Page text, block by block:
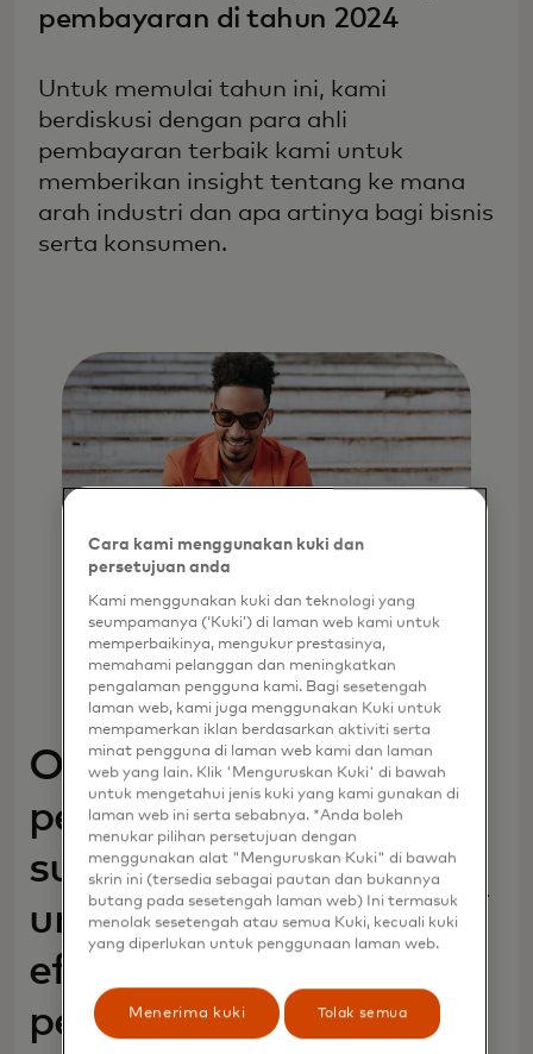
pembayaran di tahun 2024
Untuk memulai tahun ini, kami
berdiskusi dengan para ahli
pembayaran terbaik kami untuk
memberikan insight tentang ke mana
arah industri dan apa artinya bagi bisnis
serta konsumen.
Optimalisasi
pembayaran adalah
suatu keharusan
untuk mendorong
efisiensi dan
pendapatan‎
Cara kami menggunakan kuki dan
persetujuan anda
Kami menggunakan kuki dan teknologi yang
seumpamanya (‘Kuki’) di laman web kami untuk
memperbaikinya, mengukur prestasinya,
memahami pelanggan dan meningkatkan
pengalaman pengguna kami. Bagi sesetengah
laman web, kami juga menggunakan Kuki untuk
mempamerkan iklan berdasarkan aktiviti serta
minat pengguna di laman web kami dan laman
web yang lain. Klik 'Menguruskan Kuki' di bawah
untuk mengetahui jenis kuki yang kami gunakan di
laman web ini serta sebabnya. *Anda boleh
menukar pilihan persetujuan dengan
menggunakan alat "Menguruskan Kuki" di bawah
skrin ini (tersedia sebagai pautan dan bukannya
butang pada sesetengah laman web) Ini termasuk
menolak sesetengah atau semua Kuki, kecuali kuki
yang diperlukan untuk penggunaan laman web.
Menerima kuki Tolak semua